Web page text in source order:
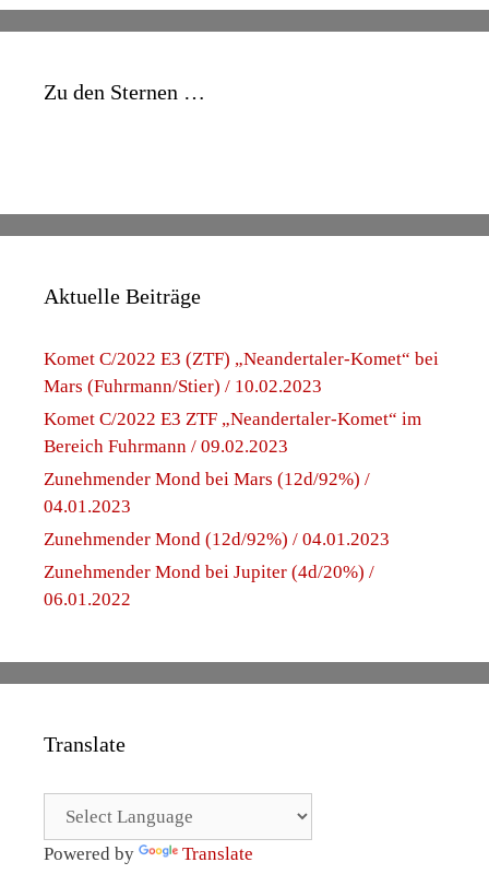
Zu den Sternen …
Aktuelle Beiträge
Komet C/2022 E3 (ZTF) „Neandertaler-Komet“ bei
Mars (Fuhrmann/Stier) / 10.02.2023
Komet C/2022 E3 ZTF „Neandertaler-Komet“ im
Bereich Fuhrmann / 09.02.2023
Zunehmender Mond bei Mars (12d/92%) /
04.01.2023
Zunehmender Mond (12d/92%) / 04.01.2023
Zunehmender Mond bei Jupiter (4d/20%) /
06.01.2022
Translate
Powered by Translate